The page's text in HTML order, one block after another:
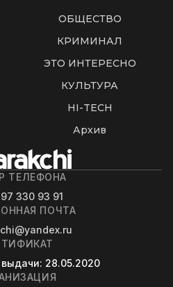
ОБЩЕСТВО
КРИМИНАЛ
ЭТО ИНТЕРЕСНО
КУЛЬТУРА
HI-TECH
Архив
ТЕЛЕФОНА
330 93 91
ПОЧТА
: 28.05.2020